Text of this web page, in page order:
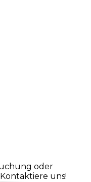
oder
uns!